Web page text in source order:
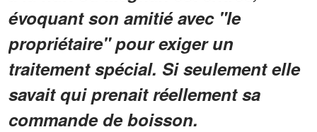
évoquant son amitié avec "le
propriétaire" pour exiger un
traitement spécial. Si seulement elle
savait qui prenait réellement sa
commande de boisson.